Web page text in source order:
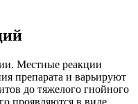
Местные реакции
препарата и варьируют
до тяжелого гнойного
проявляются в виде